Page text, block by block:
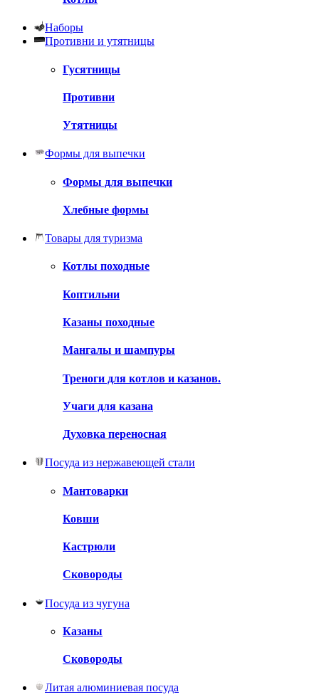
Наборы
Противни и утятницы
Гусятницы
Противни
Утятницы
Формы для выпечки
Формы для выпечки
Хлебные формы
Товары для туризма
Котлы походные
Коптильни
Казаны походные
Мангалы и шампуры
Треноги для котлов и казанов.
Учаги для казана
Духовка переносная
Посуда из нержавеющей стали
Мантоварки
Ковши
Кастрюли
Сковороды
Посуда из чугуна
Казаны
Сковороды
Литая алюминиевая посуда